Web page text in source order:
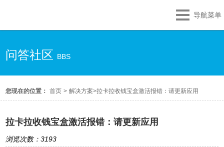
导航菜单
问答社区 BBS
您现在的位置： 首页 > 解决方案>拉卡拉收钱宝盒激活报错：请更新应用
拉卡拉收钱宝盒激活报错：请更新应用
浏览次数：3193